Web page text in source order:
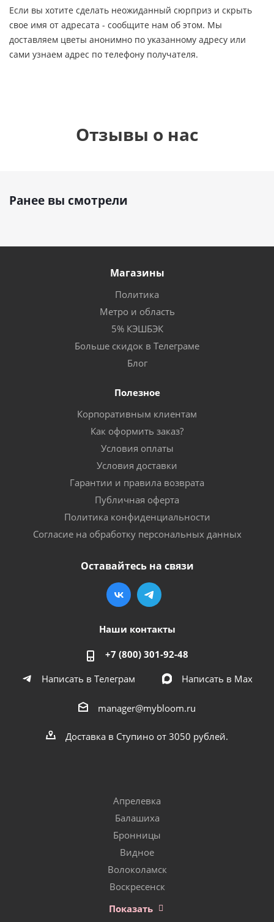
Если вы хотите сделать неожиданный сюрприз и скрыть
свое имя от адресата - сообщите нам об этом. Мы
доставляем цветы анонимно по указанному адресу или
сами узнаем адрес по телефону получателя.
Отзывы о нас
Ранее вы смотрели
Магазины
Политика
Метро и область
5% КЭШБЭК
Больше скидок в Телеграме
Блог
Полезное
Корпоративным клиентам
Как оформить заказ?
Условия оплаты
Условия доставки
Гарантии и правила возврата
Публичная оферта
Политика конфиденциальности
Согласие на обработку персональных данных
Оставайтесь на связи
Наши контакты
+7 (800) 301-92-48
Написать в Телеграм
Написать в Мах
manager@mybloom.ru
Доставка в Ступино от 3050 рублей.
Апрелевка
Балашиха
Бронницы
Видное
Волоколамск
Воскресенск
Показать